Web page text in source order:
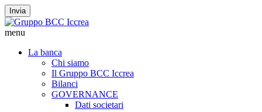
Invia
menu
La banca
Chi siamo
Il Gruppo BCC Iccrea
Bilanci
GOVERNANCE
Dati societari